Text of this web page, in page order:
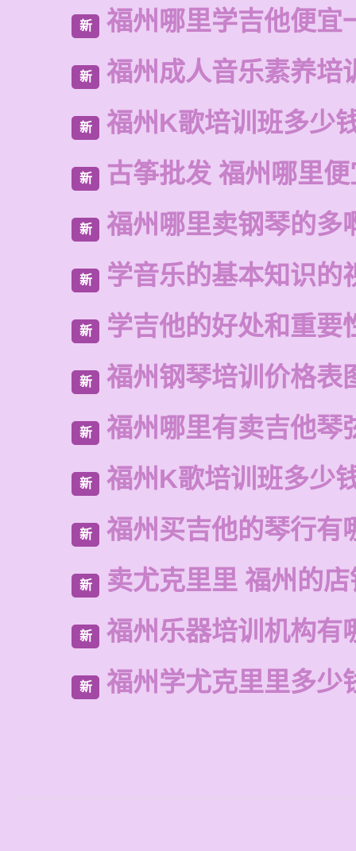
新 福州哪里学吉他便宜
新 福州成人音乐素养培
新 福州K歌培训班多少
新 古筝批发 福州哪里
新 福州哪里卖钢琴的多
新 学音乐的基本知识的
新 学吉他的好处和重要
新 福州钢琴培训价格表
新 福州哪里有卖吉他琴
新 福州K歌培训班多少
新 福州买吉他的琴行有
新 卖尤克里里 福州的
新 福州乐器培训机构有
新 福州学尤克里里多少